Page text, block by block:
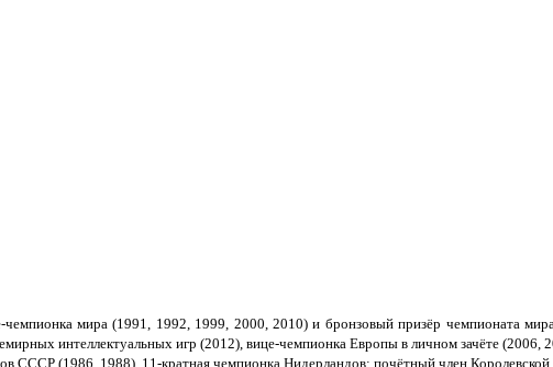
мира (1991, 1992, 1999, 2000, 2010) и бронзовый призёр чемпионата
интеллектуальных игр (2012), вице-чемпионка Европы в личном зачёте (2006,
СССР (1986, 1988), 11-кратная чемпионка Нидерландов; почётный член